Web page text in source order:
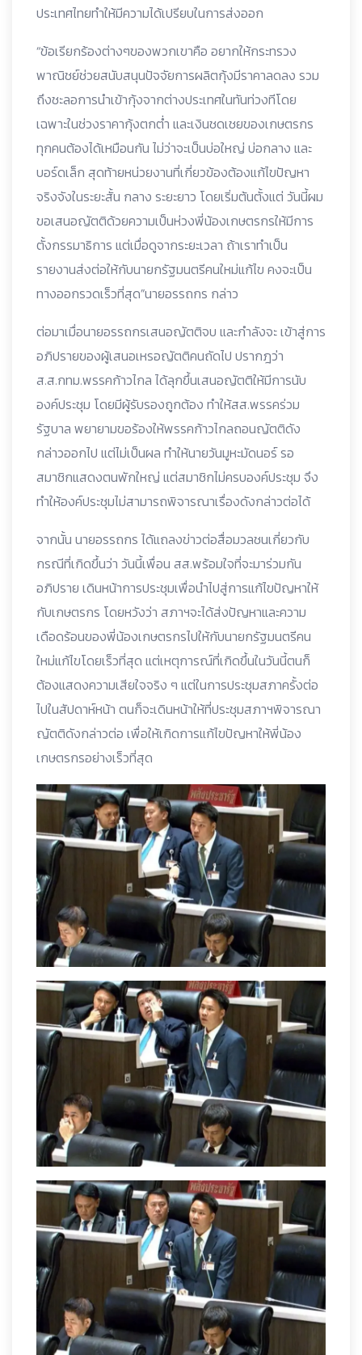
ประเทศไทยทำให้มีความได้เปรียบในการส่งออก
“ข้อเรียกร้องต่างๆของพวกเขาคือ อยากให้กระทรวง
พาณิชย์ช่วยสนับสนุนปัจจัยการผลิตกุ้งมีราคาลดลง รวม
ถึงชะลอการนำเข้ากุ้งจากต่างประเทศในทันท่วงทีโดย
เฉพาะในช่วงราคากุ้งตกต่ำ และเงินชดเชยของเกษตรกร
ทุกคนต้องได้เหมือนกัน ไม่ว่าจะเป็นบ่อใหญ่ บ่อกลาง และ
บอร์ดเล็ก สุดท้ายหน่วยงานที่เกี่ยวข้องต้องแก้ไขปัญหา
จริงจังในระยะสั้น กลาง ระยะยาว โดยเริ่มต้นตั้งแต่ วันนี้ผม
ขอเสนอญัตติด้วยความเป็นห่วงพี่น้องเกษตรกรให้มีการ
ตั้งกรรมาธิการ แต่เมื่อดูจากระยะเวลา ถ้าเราทำเป็น
รายงานส่งต่อให้กับนายกรัฐมนตรีคนใหม่แก้ไข คงจะเป็น
ทางออกรวดเร็วที่สุด”นายอรรถกร กล่าว
ต่อมาเมื่อนายอรรถกรเสนอญัตติจบ และกำลังจะ เข้าสู่การ
อภิปรายของผู้เสนอเหรอญัตติคนถัดไป ปรากฎว่า
ส.ส.กทม.พรรคก้าวไกล ได้ลุกขึ้นเสนอญัตติให้มีการนับ
องค์ประชุม โดยมีผู้รับรองถูกต้อง ทำให้สส.พรรคร่วม
รัฐบาล พยายามขอร้องให้พรรคก้าวไกลถอนญัตติดัง
กล่าวออกไป แต่ไม่เป็นผล ทำให้นายวันมูหะมัดนอร์ รอ
สมาชิกแสดงตนพักใหญ่ แต่สมาชิกไม่ครบองค์ประชุม จึง
ทำให้องค์ประชุมไม่สามารถพิจารณาเรื่องดังกล่าวต่อได้
จากนั้น นายอรรถกร ได้แถลงข่าวต่อสื่อมวลชนเกี่ยวกับ
กรณีที่เกิดขึ้นว่า วันนี้เพื่อน สส.พร้อมใจที่จะมาร่วมกัน
อภิปราย เดินหน้าการประชุมเพื่อนำไปสู่การแก้ไขปัญหาให้
กับเกษตรกร โดยหวังว่า สภาฯจะได้ส่งปัญหาและความ
เดือดร้อนของพี่น้องเกษตรกรไปให้กับนายกรัฐมนตรีคน
ใหม่แก้ไขโดยเร็วที่สุด แต่เหตุการณ์ที่เกิดขึ้นในวันนี้ตนก็
ต้องแสดงความเสียใจจริง ๆ แต่ในการประชุมสภาครั้งต่อ
ไปในสัปดาห์หน้า ตนก็จะเดินหน้าให้ที่ประชุมสภาฯพิจารณา
ญัตติดังกล่าวต่อ เพื่อให้เกิดการแก้ไขปัญหาให้พี่น้อง
เกษตรกรอย่างเร็วที่สุด